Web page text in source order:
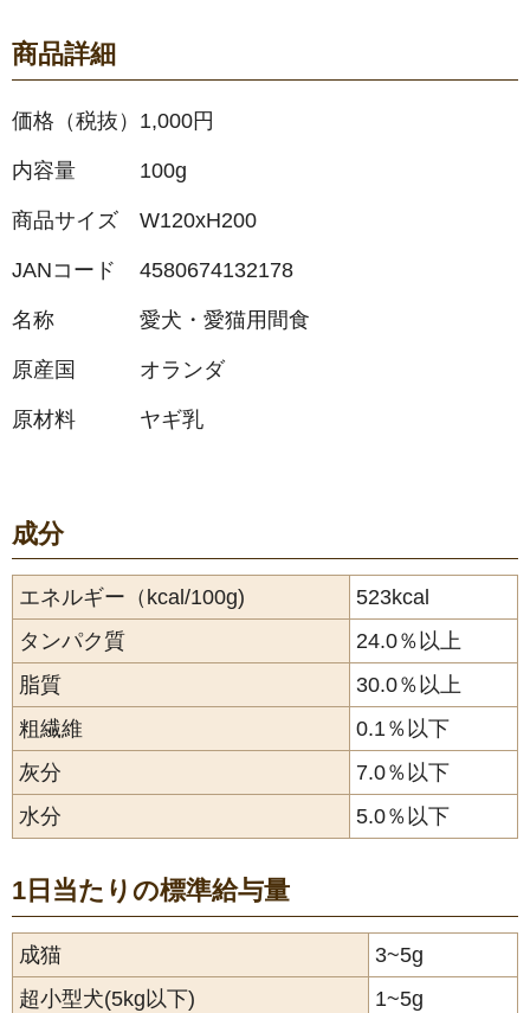
商品詳細
価格（税抜） 1,000円
内容量 100g
商品サイズ W120xH200
JANコード 4580674132178
名称 愛犬・愛猫用間食
原産国 オランダ
原材料 ヤギ乳
成分
エネルギー（kcal/100g)
523kcal
タンパク質
24.0％以上
脂質
30.0％以上
粗繊維
0.1％以下
灰分
7.0％以下
水分
5.0％以下
1日当たりの標準給与量
成猫
3~5g
超小型犬(5kg以下)
1~5g